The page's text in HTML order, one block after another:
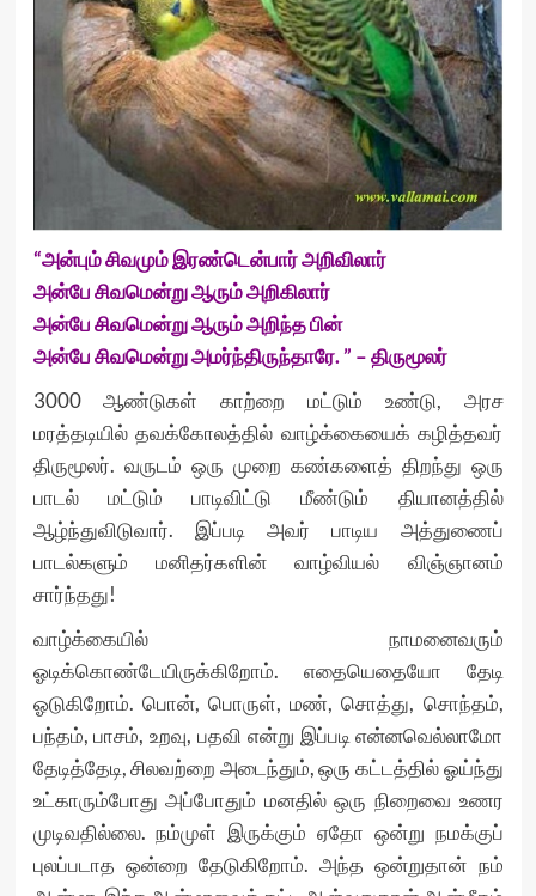
“அன்பும் சிவமும் இரண்டென்பார் அறிவிலார்
அன்பே சிவமென்று ஆரும் அறிகிலார்
அன்பே சிவமென்று ஆரும் அறிந்த பின்
அன்பே சிவமென்று அமர்ந்திருந்தாரே. ” – திருமூலர்
3000 ஆண்டுகள் காற்றை மட்டும் உண்டு, அரச
மரத்தடியில் தவக்கோலத்தில் வாழ்க்கையைக் கழித்தவர்
திருமூலர். வருடம் ஒரு முறை கண்களைத் திறந்து ஒரு
பாடல் மட்டும் பாடிவிட்டு மீண்டும் தியானத்தில்
ஆழ்ந்துவிடுவார். இப்படி அவர் பாடிய அத்துணைப்
பாடல்களும் மனிதர்களின் வாழ்வியல் விஞ்ஞானம்
சார்ந்தது!
வாழ்க்கையில் நாமனைவரும்
ஓடிக்கொண்டேயிருக்கிறோம். எதையெதையோ தேடி
ஓடுகிறோம். பொன், பொருள், மண், சொத்து, சொந்தம்,
பந்தம், பாசம், உறவு, பதவி என்று இப்படி என்னவெல்லாமோ
தேடித்தேடி, சிலவற்றை அடைந்தும், ஒரு கட்டத்தில் ஓய்ந்து
உட்காரும்போது அப்போதும் மனதில் ஒரு நிறைவை உணர
முடிவதில்லை. நம்முள் இருக்கும் ஏதோ ஒன்று நமக்குப்
புலப்படாத ஒன்றை தேடுகிறோம். அந்த ஒன்றுதான் நம்